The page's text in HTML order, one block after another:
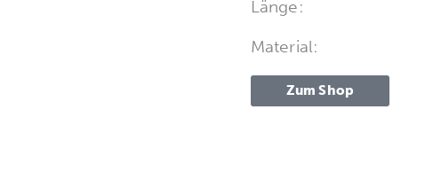
Länge:
Material:
Zum Shop